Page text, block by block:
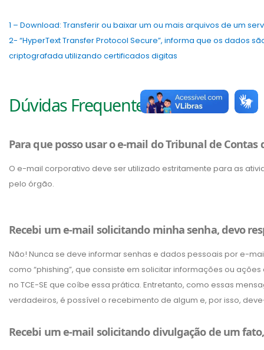
1 – Download: Transferir ou baixar um ou mais arquivos de um
2- “HyperText Transfer Protocol Secure”, informa que os dados
criptografada utilizando certificados digitas
Dúvidas Frequentes
Para que posso usar o e-mail do Tribunal de Contas
O e-mail corporativo deve ser utilizado estritamente para as
pelo órgão.
Recebi um e-mail solicitando minha senha, devo
Não! Nunca se deve informar senhas e dados pessoais por e-
como “phishing”, que consiste em solicitar informações ou
no TCE-SE que coíbe essa prática. Entretanto, como essas
verdadeiros, é possível o recebimento de algum e, por isso,
Recebi um e-mail solicitando divulgação de um